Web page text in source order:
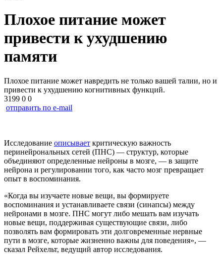
Плохое питание может
привести к ухудшению
памяти
Плохое питание может навредить не только вашей талии, но и
привести к ухудшению когнитивных функций.
3199 0 0
отправить по e-mail
Исследование описывает критическую важность
перинейрональных сетей (ПНС) — структур, которые
объединяют определенные нейроны в мозге, — в защите
нейрона и регулировании того, как часто мозг превращает
опыт в воспоминания.
«Когда вы изучаете новые вещи, вы формируете
воспоминания и устанавливаете связи (синапсы) между
нейронами в мозге. ПНС могут либо мешать вам изучать
новые вещи, поддерживая существующие связи, либо
позволять вам формировать эти долговременные нервные
пути в мозге, которые жизненно важны для поведения», —
сказал Рейхельт, ведущий автор исследования.